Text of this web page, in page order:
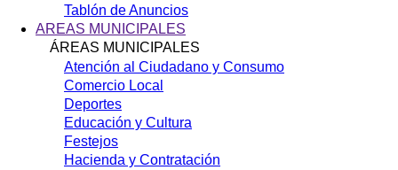
Tablón de Anuncios
AREAS MUNICIPALES
ÁREAS MUNICIPALES
Atención al Ciudadano y Consumo
Comercio Local
Deportes
Educación y Cultura
Festejos
Hacienda y Contratación